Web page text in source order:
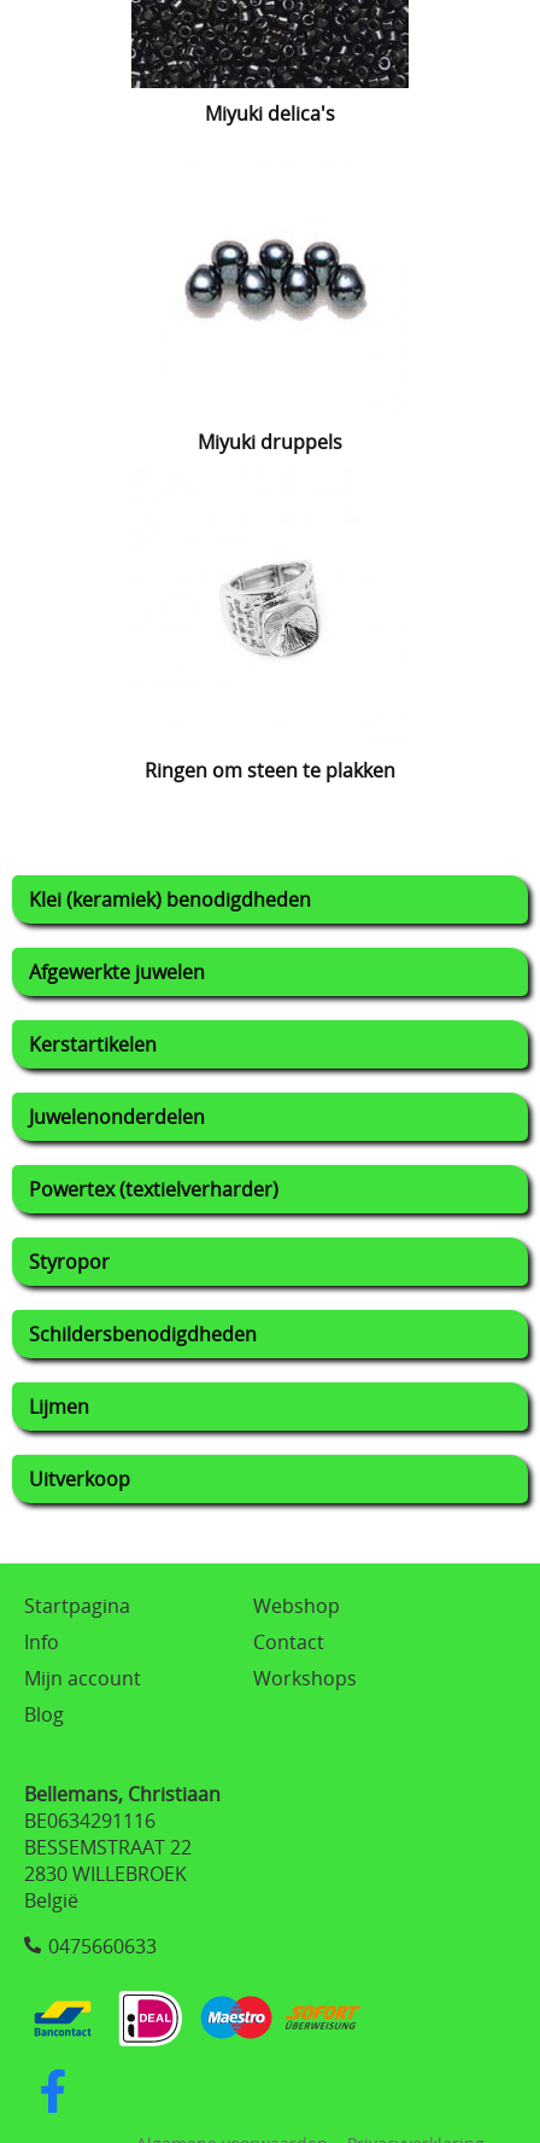
Klei (keramiek) benodigdheden
Afgewerkte juwelen
Kerstartikelen
Juwelenonderdelen
Powertex (textielverharder)
Styropor
Schildersbenodigdheden
Lijmen
Uitverkoop
Miyuki delica's
Miyuki druppels
Ringen om steen te plakken
Startpagina
Webshop
Info
Contact
Mijn account
Workshops
Blog
Bellemans, Christiaan
BE0634291116
BESSEMSTRAAT 22
2830 WILLEBROEK
België
0475660633